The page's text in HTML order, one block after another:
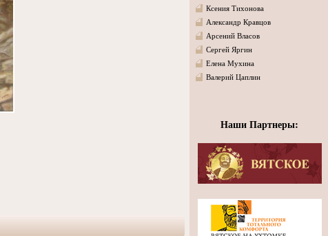
Ксения Тихонова
Александр Кравцов
Арсений Власов
Сергей Яргин
Елена Мухина
Валерий Цаплин
Наши Партнеры: